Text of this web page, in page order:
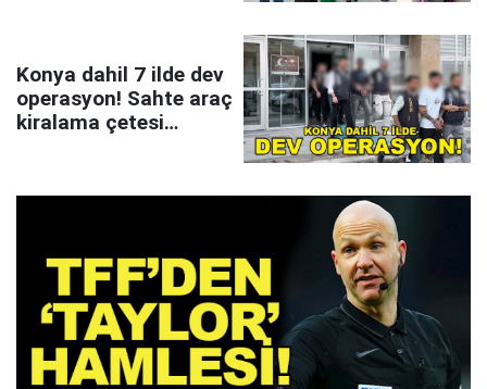
Konya dahil 7 ilde dev
operasyon! Sahte araç
kiralama çetesi